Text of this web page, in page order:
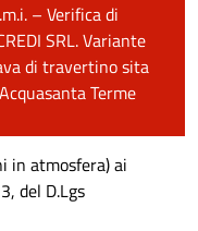
– Verifica di
SRL. Variante
di travertino sita
Terme
in atmosfera) ai
del D.Lgs